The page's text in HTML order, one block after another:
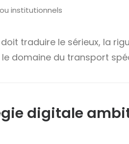
institutionnels
traduire le sérieux, la
le domaine du transport
digitale